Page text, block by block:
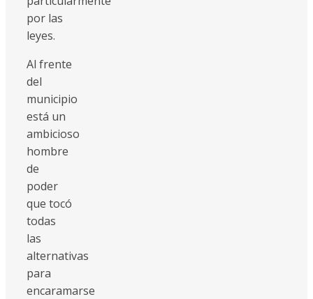
por las
leyes.
Al frente
del
municipio
está un
ambicioso
hombre
de
poder
que tocó
todas
las
alternativas
para
encaramarse